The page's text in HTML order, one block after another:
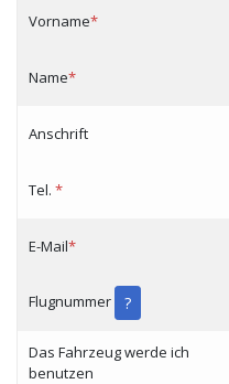
Vorname*
Name*
Anschrift
Tel. *
E-Mail*
Flugnummer ?
Das Fahrzeug werde ich
benutzen